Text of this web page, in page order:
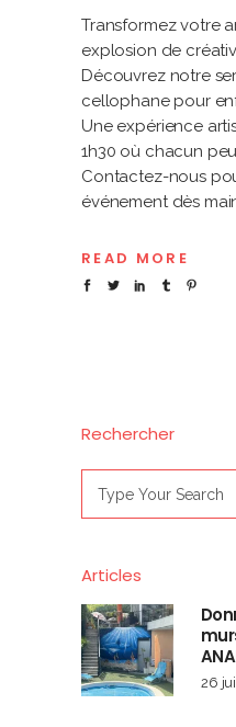
Transformez votre
explosion de
Découvrez notre
cellophane pour
Une expérience
1h30 où chacun
Contactez-nous
événement dès
READ MORE
Rechercher
for:
Articles
26